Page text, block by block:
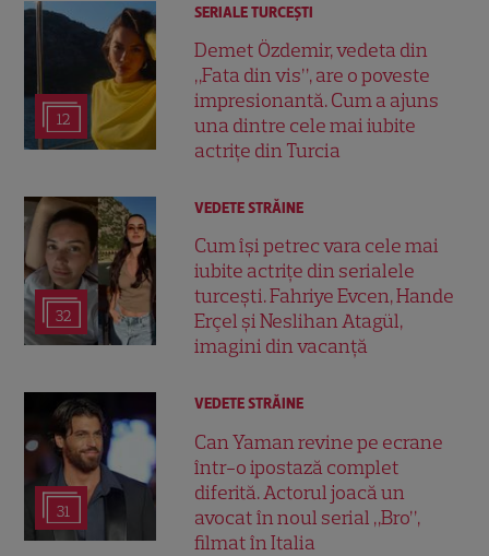
12
SERIALE TURCEŞTI
Demet Özdemir, vedeta din
„Fata din vis”, are o poveste
impresionantă. Cum a ajuns
una dintre cele mai iubite
actrițe din Turcia
32
VEDETE STRĂINE
Cum își petrec vara cele mai
iubite actrițe din serialele
turcești. Fahriye Evcen, Hande
Erçel și Neslihan Atagül,
imagini din vacanță
31
VEDETE STRĂINE
Can Yaman revine pe ecrane
într-o ipostază complet
diferită. Actorul joacă un
avocat în noul serial „Bro”,
filmat în Italia